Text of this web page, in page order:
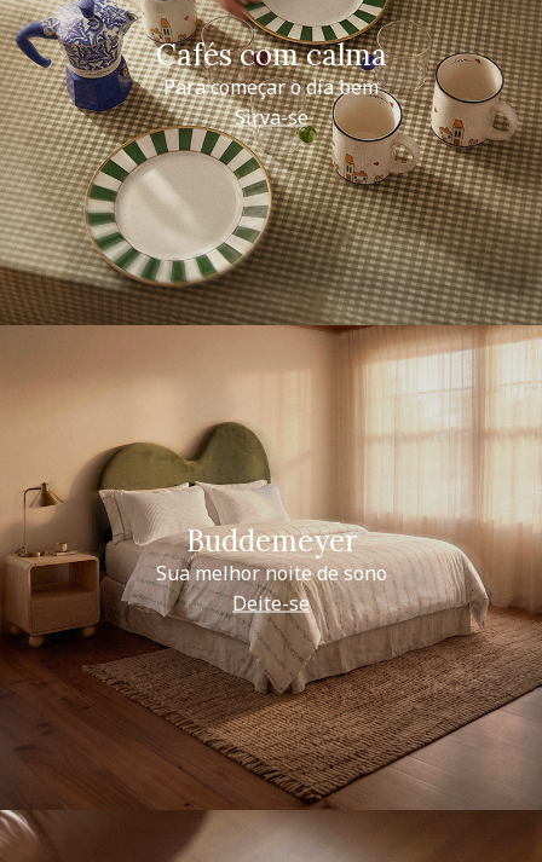
Cafés com calma
Para começar o dia bem
Sirva-se
Buddemeyer
Sua melhor noite de sono
Deite-se